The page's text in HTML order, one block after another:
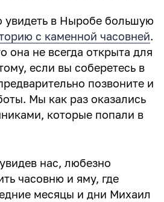
в Ныробе большую
с каменной часовней.
она не всегда открыта для
если вы соберетесь в
позвоните и
Мы как раз оказались
которые попали в
нас, любезно
часовню и яму, где
месяцы и дни Михаил